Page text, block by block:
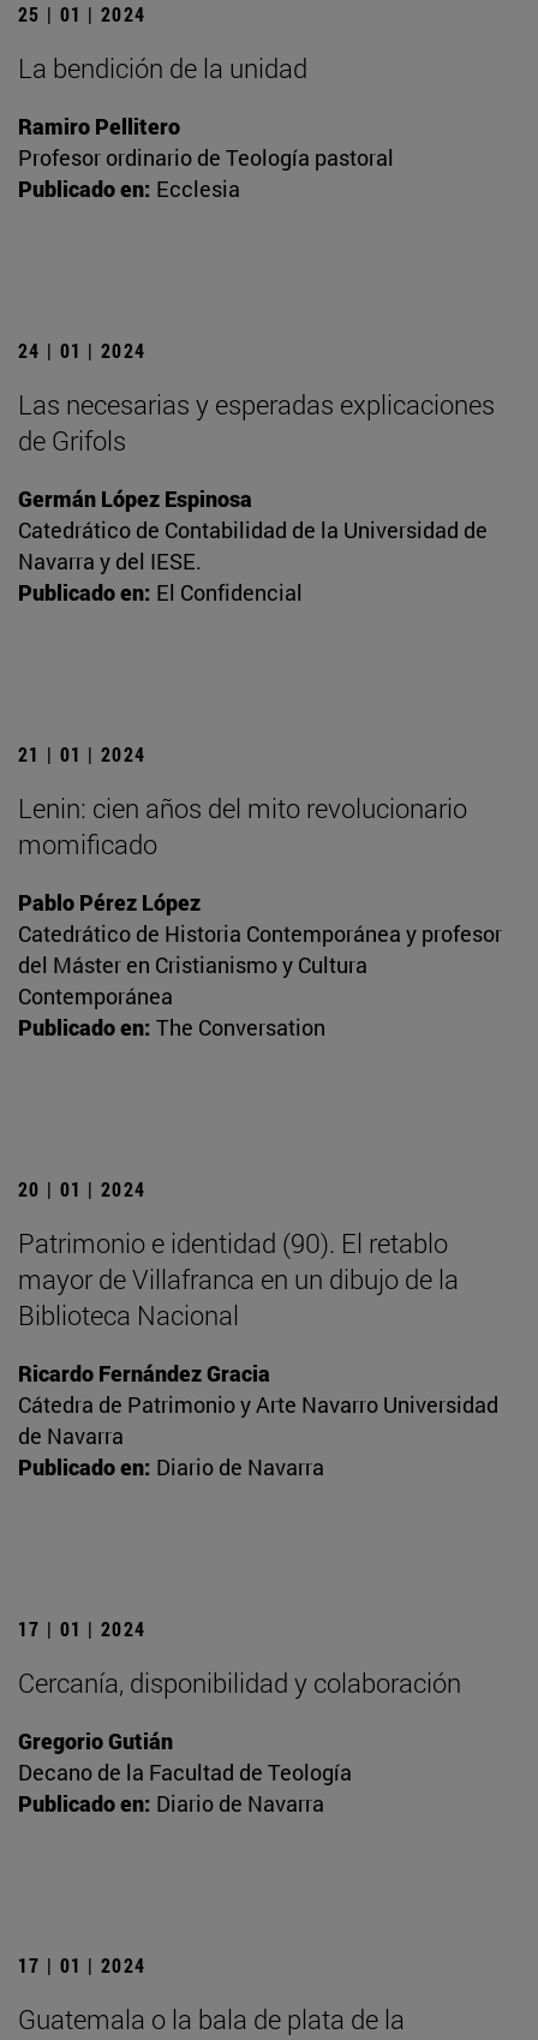
25 | 01 | 2024
La bendición de la unidad
Ramiro Pellitero
Profesor ordinario de Teología pastoral
Publicado en: Ecclesia
24 | 01 | 2024
Las necesarias y esperadas explicaciones
de Grifols
Germán López Espinosa
Catedrático de Contabilidad de la Universidad de
Navarra y del IESE.
Publicado en: El Confidencial
21 | 01 | 2024
Lenin: cien años del mito revolucionario
momificado
Pablo Pérez López
Catedrático de Historia Contemporánea y profesor
del Máster en Cristianismo y Cultura
Contemporánea
Publicado en: The Conversation
20 | 01 | 2024
Patrimonio e identidad (90). El retablo
mayor de Villafranca en un dibujo de la
Biblioteca Nacional
Ricardo Fernández Gracia
Cátedra de Patrimonio y Arte Navarro Universidad
de Navarra
Publicado en: Diario de Navarra
17 | 01 | 2024
Cercanía, disponibilidad y colaboración
Gregorio Gutián
Decano de la Facultad de Teología
Publicado en: Diario de Navarra
17 | 01 | 2024
Guatemala o la bala de plata de la